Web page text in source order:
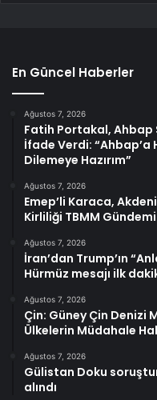
En Güncel Haberler
Ağustos 7, 2026
Fatih Portakal, Ahbap
İfade Verdi: “Ahbap’a
Dilemeye Hazırım”
Ağustos 7, 2026
Emep’li Karaca,
Kirliliği TBMM
Ağustos 7, 2026
İran’dan Trump’ın
Hürmüz mesajı ilk
Ağustos 7, 2026
Çin: Güney Çin Denizi
Ülkelerin Müdahale
Ağustos 7, 2026
Gülistan Doku
alındı